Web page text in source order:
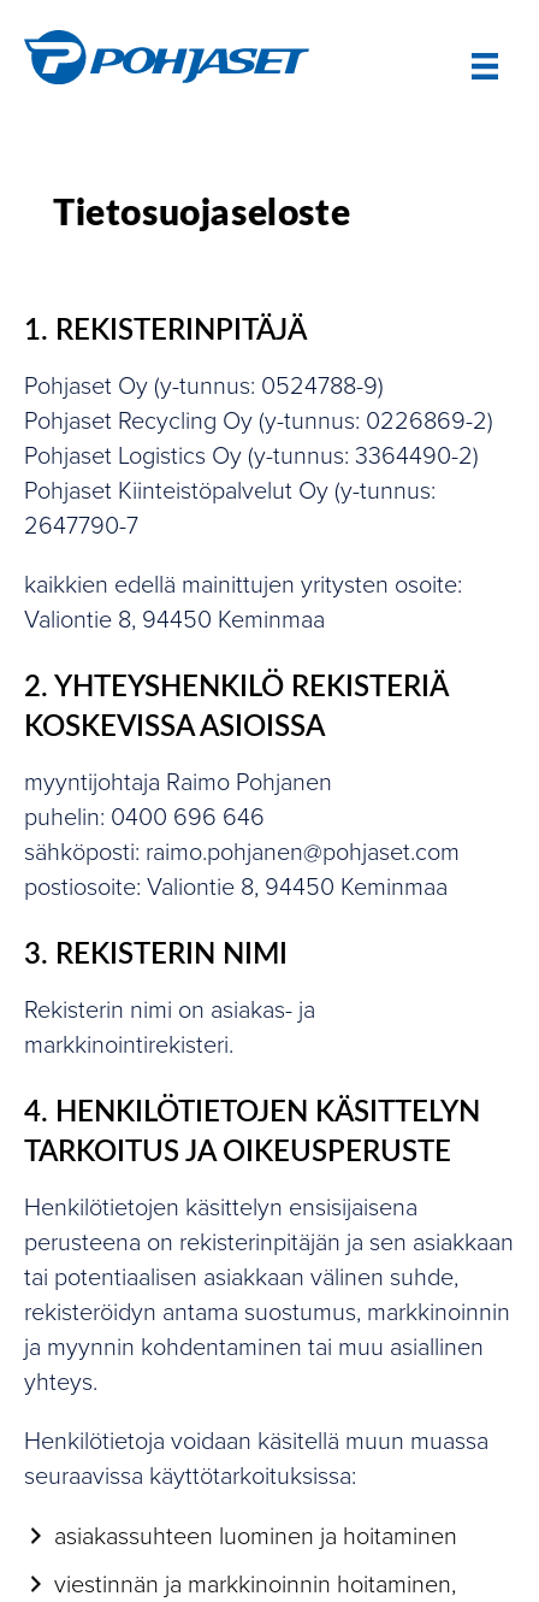
Tietosuojaseloste
1. REKISTERINPITÄJÄ
Pohjaset Oy (y-tunnus: 0524788-9)
Pohjaset Recycling Oy (y-tunnus: 0226869-2)
Pohjaset Logistics Oy (y-tunnus: 3364490-2)
Pohjaset Kiinteistöpalvelut Oy (y-tunnus:
2647790-7
kaikkien edellä mainittujen yritysten osoite:
Valiontie 8, 94450 Keminmaa
2. YHTEYSHENKILÖ REKISTERIÄ
KOSKEVISSA ASIOISSA
myyntijohtaja Raimo Pohjanen
puhelin: 0400 696 646
sähköposti: raimo.pohjanen@pohjaset.com
postiosoite: Valiontie 8, 94450 Keminmaa
3. REKISTERIN NIMI
Rekisterin nimi on asiakas- ja
markkinointirekisteri.
4. HENKILÖTIETOJEN KÄSITTELYN
TARKOITUS JA OIKEUSPERUSTE
Henkilötietojen käsittelyn ensisijaisena
perusteena on rekisterinpitäjän ja sen asiakkaan
tai potentiaalisen asiakkaan välinen suhde,
rekisteröidyn antama suostumus, markkinoinnin
ja myynnin kohdentaminen tai muu asiallinen
yhteys.
Henkilötietoja voidaan käsitellä muun muassa
seuraavissa käyttötarkoituksissa:
asiakassuhteen luominen ja hoitaminen
viestinnän ja markkinoinnin hoitaminen,